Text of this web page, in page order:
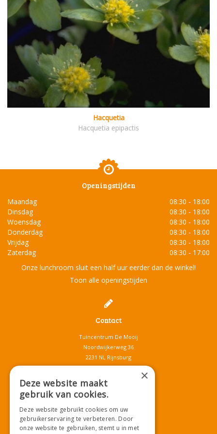
Hacquetia
Hacquetia epipactis
Openingstijden
Maandag
08:30 - 18:00
Dinsdag
08:30 - 18:00
Woensdag
08:30 - 18:00
Donderdag
08:30 - 18:00
Vrijdag
08:30 - 18:00
Zaterdag
08:30 - 17:00
Onze lunchroom sluit een half uur eerder dan de winkel!
Toon alle openingstijden
Contact
Tuincentrum De Mooij
Noordwijkerweg 36
2231 NL Rijnsburg
T.071-4080959
info@tuincentrumdemooij.nl
Download onze App!
×
Deze website maakt
gebruik van cookies.
Deze website gebruikt cookies om uw
gebruikerservaring te verbeteren. Door
onze website te gebruiken, stemt u in met